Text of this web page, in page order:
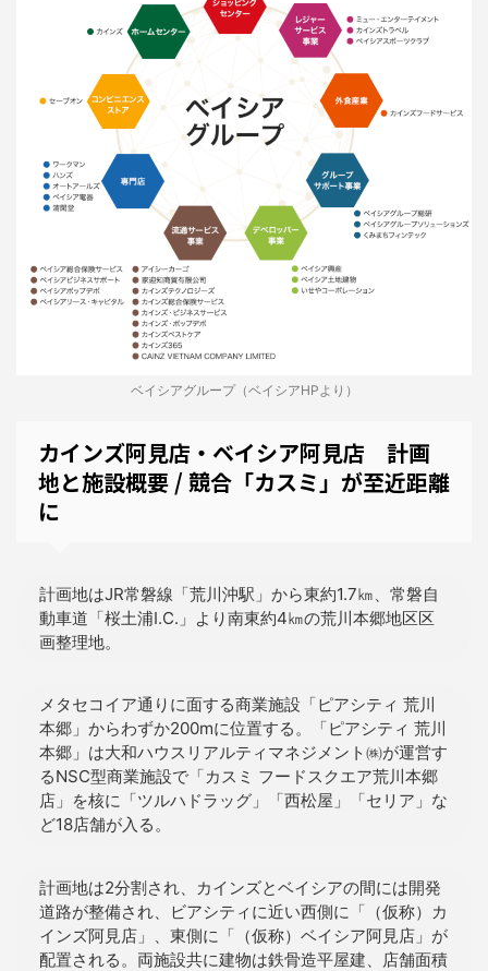
ベイシアグループ（ベイシアHPより）
カインズ阿見店・ベイシア阿見店 計画
地と施設概要 / 競合「カスミ」が至近距離
に
計画地はJR常磐線「荒川沖駅」から東約1.7㎞、常磐自
動車道「桜土浦I.C.」より南東約4㎞の荒川本郷地区区
画整理地。
メタセコイア通りに面する商業施設「ピアシティ 荒川
本郷」からわずか200mに位置する。「ピアシティ 荒川
本郷」は大和ハウスリアルティマネジメント㈱が運営す
るNSC型商業施設で「カスミ フードスクエア荒川本郷
店」を核に「ツルハドラッグ」「西松屋」「セリア」な
ど18店舗が入る。
計画地は2分割され、カインズとベイシアの間には開発
道路が整備され、ビアシティに近い西側に「（仮称）カ
インズ阿見店」、東側に「（仮称）ベイシア阿見店」が
配置される。両施設共に建物は鉄骨造平屋建、店舗面積